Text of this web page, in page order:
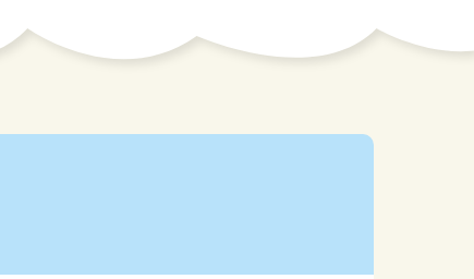
いて
大型紙芝居・絵本
ップ
ん
ンターンシップ